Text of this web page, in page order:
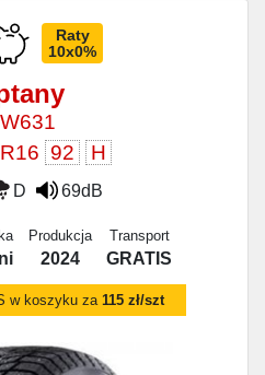
Raty
10x0%
92 H
D 69dB
Produkcja
2024
Transport
GRATIS
w koszyku za115 zł/szt